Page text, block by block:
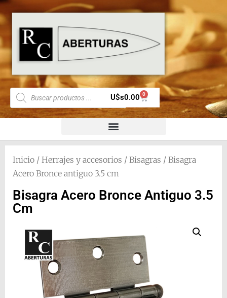
U$s0.00 0
Inicio / Herrajes y accesorios / Bisagras / Bisagra
Acero Bronce antiguo 3.5 cm
Bisagra Acero Bronce Antiguo 3.5
Cm